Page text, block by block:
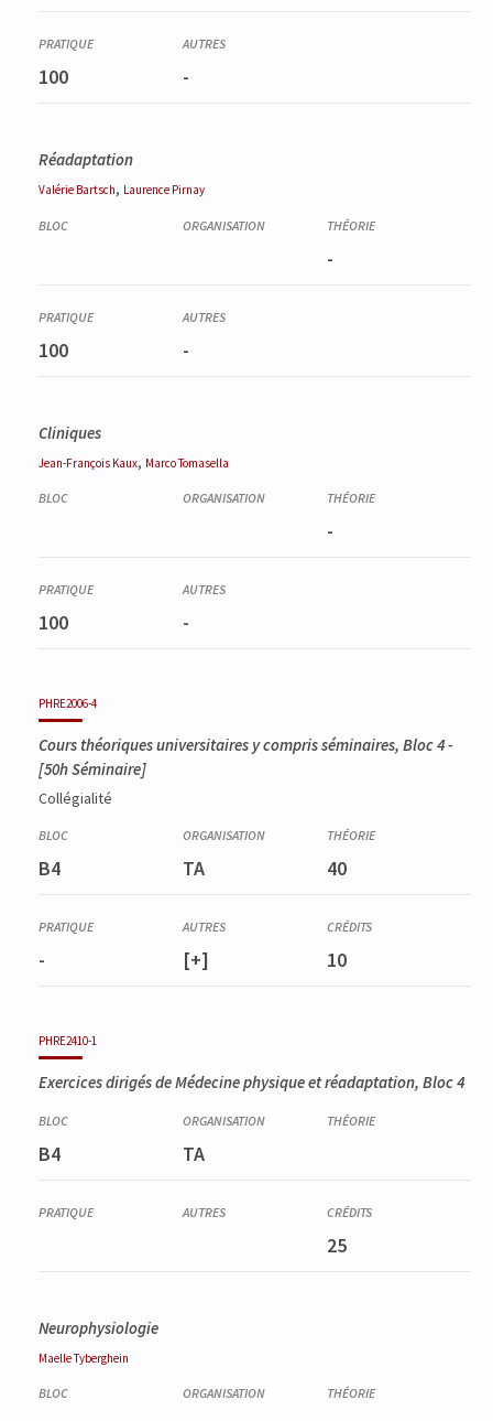
100 -
Réadaptation
Valérie Bartsch, Laurence Pirnay
-
100 -
Cliniques
Jean-François Kaux, MarcoTomasella
-
100 -
PHRE2006-4
Cours théoriques universitaires y compris séminaires, Bloc 4-
[50h Séminaire]
Collégialité
B4 TA 40
- [+] 10
PHRE2410-1
Exercices dirigés de Médecine physique et réadaptation, Bloc 4
B4 TA
25
Neurophysiologie
MaelleTyberghein